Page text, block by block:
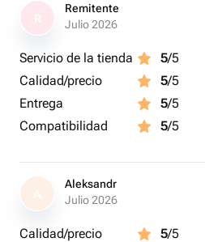
Remitente
Julio 2026
Servicio de la tienda 5/5
Calidad/precio
5/5
Entrega
5/5
Compatibilidad
5/5
A
Aleksandr
Julio 2026
Calidad/precio 5/5